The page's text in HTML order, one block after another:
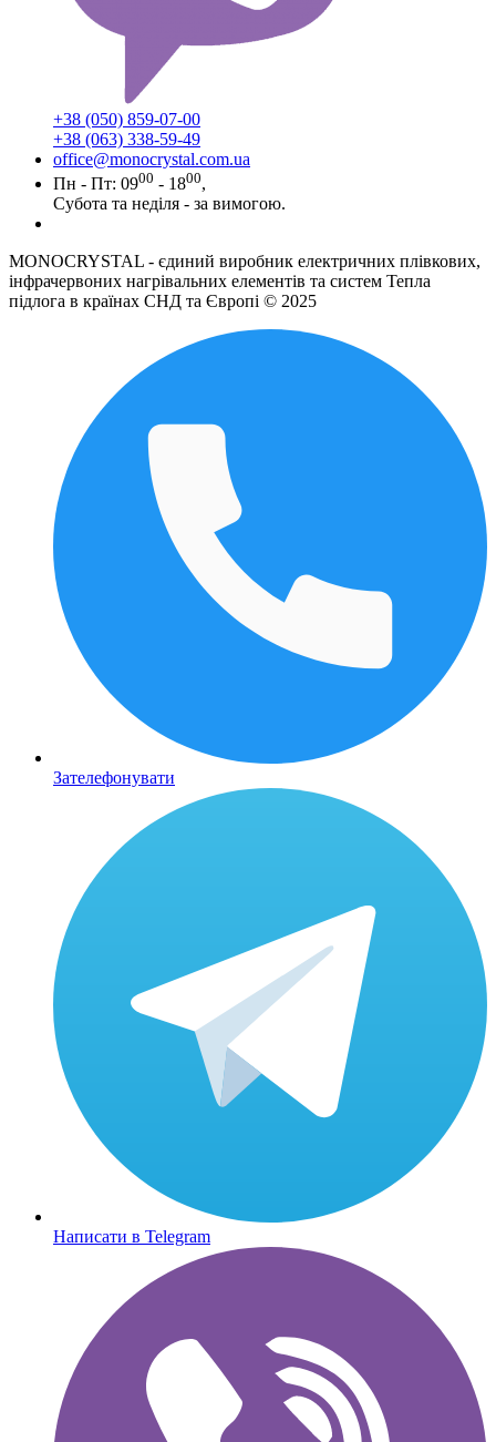
+38 (050) 859-07-00
+38 (063) 338-59-49
office@monocrystal.com.ua
Пн - Пт: 0900 - 1800,
Субота та неділя - за вимогою.
MONOCRYSTAL - єдиний виробник електричних плівкових,
інфрачервоних нагрівальних елементів та систем Тепла
підлога в країнах СНД та Європі © 2025
Зателефонувати
Написати в Telegram